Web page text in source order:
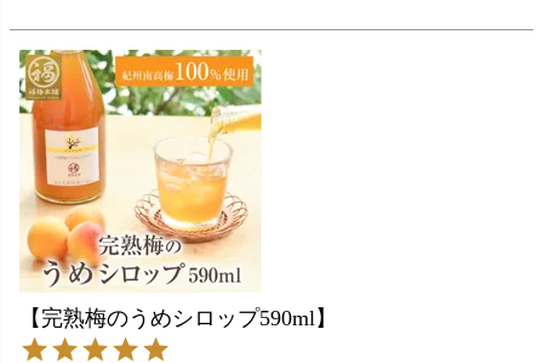
【完熟梅のうめシロップ590ml】